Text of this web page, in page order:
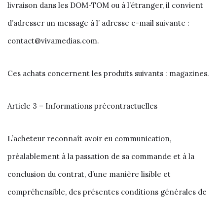
livraison dans les DOM-TOM ou à l’étranger, il convient
d’adresser un message à l’ adresse e-mail suivante :
contact@vivamedias.com.
Ces achats concernent les produits suivants : magazines.
Article 3 – Informations précontractuelles
L’acheteur reconnaît avoir eu communication,
préalablement à la passation de sa commande et à la
conclusion du contrat, d’une manière lisible et
compréhensible, des présentes conditions générales de